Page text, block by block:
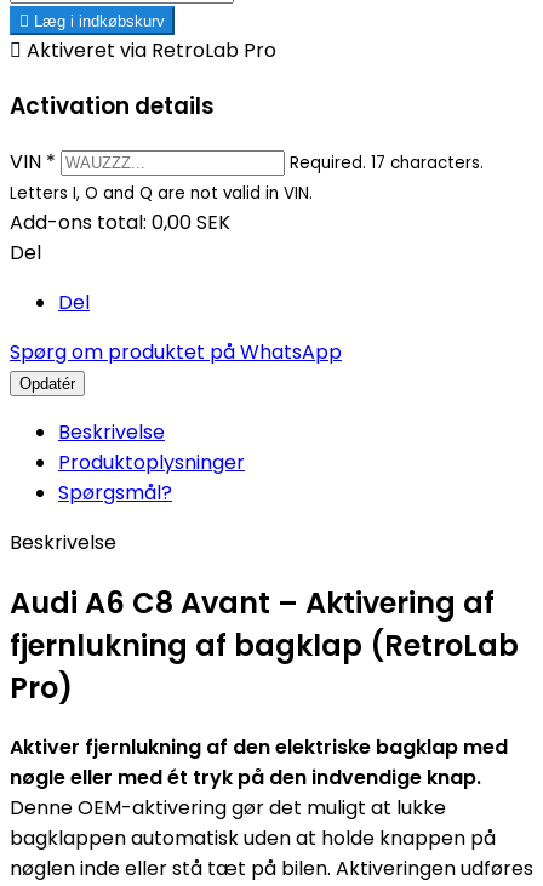
 Læg i indkøbskurv
 Aktiveret via RetroLab Pro
Activation details
VIN *
Required. 17 characters.
Letters I, O and Q are not valid in VIN.
Add-ons total: 0,00 SEK
Del
Del
Spørg om produktet på WhatsApp
Beskrivelse
Produktoplysninger
Spørgsmål?
Beskrivelse
Audi A6 C8 Avant – Aktivering af
fjernlukning af bagklap (RetroLab
Pro)
Aktiver fjernlukning af den elektriske bagklap med
nøgle eller med ét tryk på den indvendige knap.
Denne OEM-aktivering gør det muligt at lukke
bagklappen automatisk uden at holde knappen på
nøglen inde eller stå tæt på bilen. Aktiveringen udføres